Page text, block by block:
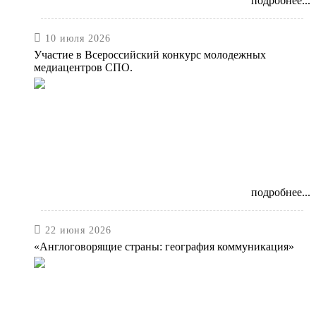
 10 июля 2026
Участие в Всероссийский конкурс молодежных
медиацентров СПО.
подробнее...
 22 июня 2026
«Англоговорящие страны: география коммуникация»